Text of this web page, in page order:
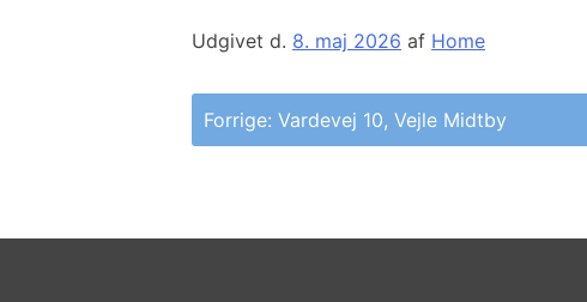
Udgivet d. 8. maj 2026 af Home
Indlægsnavigation
Forrige: Vardevej 10, Vejle Midtby